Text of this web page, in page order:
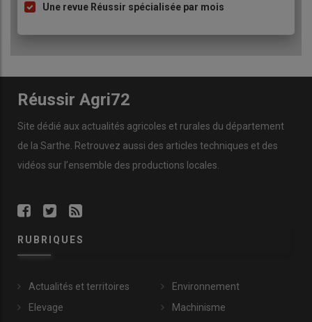
Une revue Réussir spécialisée par mois
Réussir Agri72
Site dédié aux actualités agricoles et rurales du département
de la Sarthe. Retrouvez aussi des articles techniques et des
vidéos sur l’ensemble des productions locales.
RUBRIQUES
Actualités et territoires
Elevage
Environnement
Machinisme